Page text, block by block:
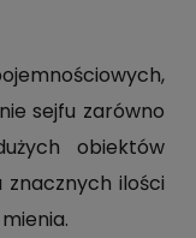
sejfu zarówno
obiektów
ilości